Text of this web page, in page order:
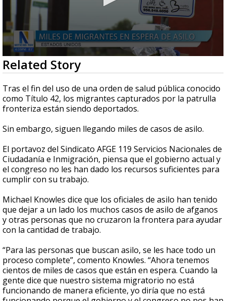
0
seconds
of
4
minutes,
4
seconds
Related Story
Tras el fin del uso de una orden de salud pública conocido
como Título 42, los migrantes capturados por la patrulla
fronteriza están siendo deportados.
Sin embargo, siguen llegando miles de casos de asilo.
El portavoz del Sindicato AFGE 119 Servicios Nacionales de
Ciudadanía e Inmigración, piensa que el gobierno actual y
el congreso no les han dado los recursos suficientes para
cumplir con su trabajo.
Michael Knowles dice que los oficiales de asilo han tenido
que dejar a un lado los muchos casos de asilo de afganos
y otras personas que no cruzaron la frontera para ayudar
con la cantidad de trabajo.
“Para las personas que buscan asilo, se les hace todo un
proceso complete”, comento Knowles. “Ahora tenemos
cientos de miles de casos que están en espera. Cuando la
gente dice que nuestro sistema migratorio no está
funcionando de manera eficiente, yo diría que no está